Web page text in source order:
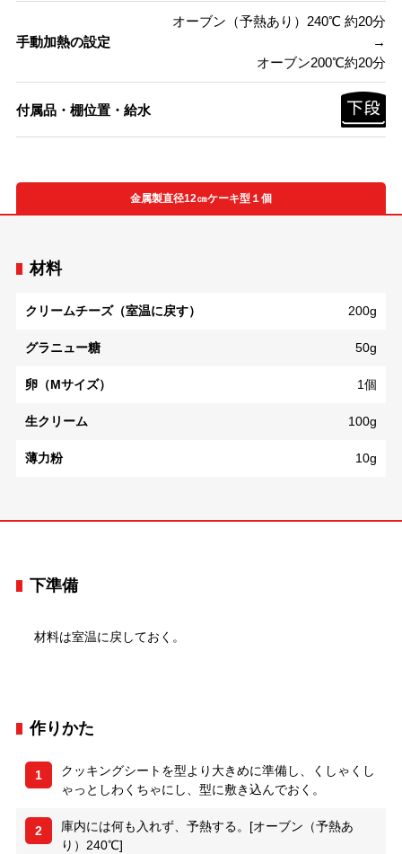
手動加熱の設定
オーブン（予熱あり）240℃ 約20分
→
オーブン200℃約20分
付属品・棚位置・給水
金属製直径12㎝ケーキ型１個
材料
クリームチーズ（室温に戻す） 200g
グラニュー糖 50g
卵（Mサイズ） 1個
生クリーム 100g
薄力粉 10g
下準備
材料は室温に戻しておく。
作りかた
1
クッキングシートを型より大きめに準備し、くしゃくし
ゃっとしわくちゃにし、型に敷き込んでおく。
2
庫内には何も入れず、予熱する。[オーブン（予熱あ
り）240℃]